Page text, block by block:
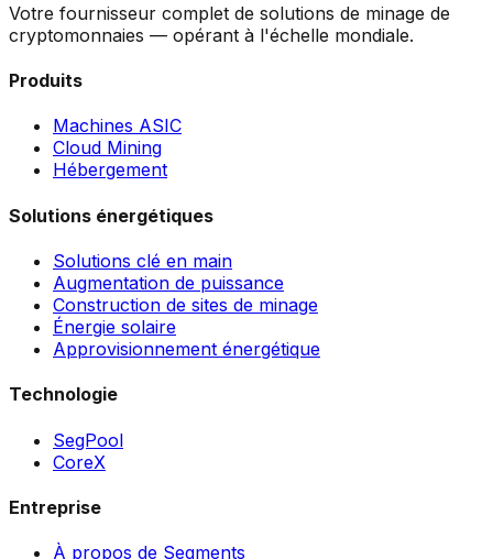
Votre fournisseur complet de solutions de minage de
cryptomonnaies — opérant à l'échelle mondiale.
Produits
Machines ASIC
Cloud Mining
Hébergement
Solutions énergétiques
Solutions clé en main
Augmentation de puissance
Construction de sites de minage
Énergie solaire
Approvisionnement énergétique
Technologie
SegPool
CoreX
Entreprise
À propos de Segments